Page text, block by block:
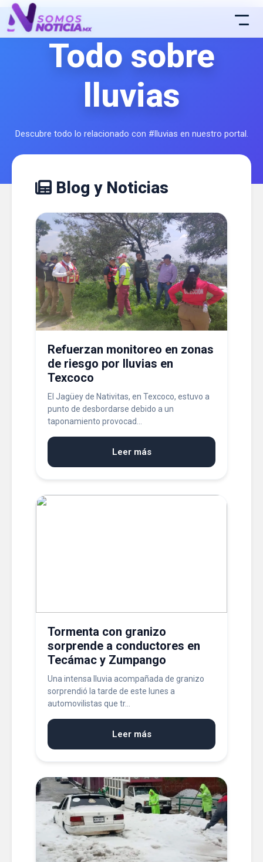
Todo sobre
lluvias
Descubre todo lo relacionado con #lluvias en nuestro portal.
Blog y Noticias
Refuerzan monitoreo en zonas
de riesgo por lluvias en
Texcoco
El Jagüey de Nativitas, en Texcoco, estuvo a
punto de desbordarse debido a un
taponamiento provocad...
Leer más
Tormenta con granizo
sorprende a conductores en
Tecámac y Zumpango
Una intensa lluvia acompañada de granizo
sorprendió la tarde de este lunes a
automovilistas que tr...
Leer más